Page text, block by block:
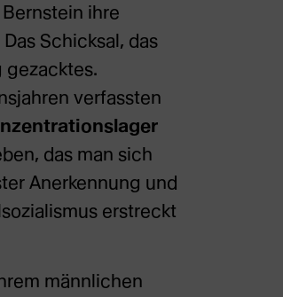
ihre
Schicksal, das
gezacktes.
verfassten
das man sich
Anerkennung und
erstreckt
männlichen